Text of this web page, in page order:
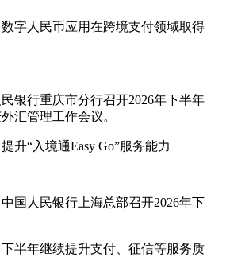
字人民币应用在跨境支付领域取得
银行重庆市分行召开2026年下半年
汇管理工作会议。
升“入境通Easy Go”服务能力
中国人民银行上海总部召开2026年下
半年继续提升支付、征信等服务质